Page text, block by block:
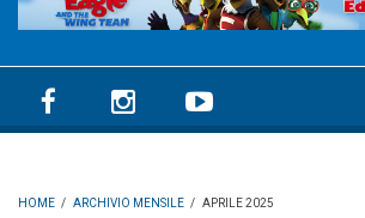
HOME / ARCHIVIO MENSILE / APRILE 2025